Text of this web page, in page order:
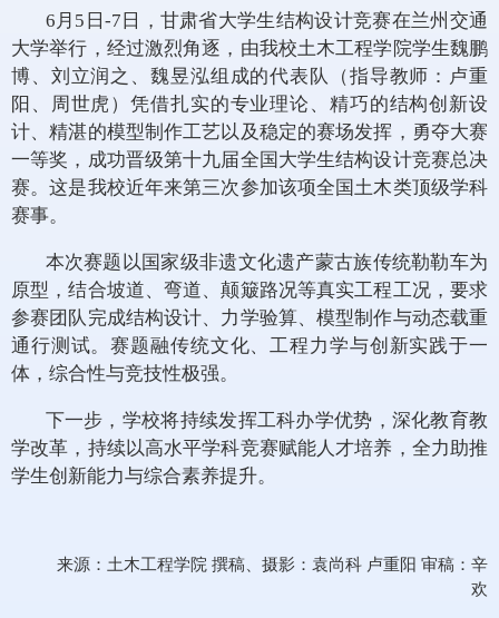
6月5日-7日，甘肃省大学生结构设计竞赛在兰州交通
大学举行，经过激烈角逐，由我校土木工程学院学生魏鹏
博、刘立润之、魏昱泓组成的代表队（指导教师：卢重
阳、周世虎）凭借扎实的专业理论、精巧的结构创新设
计、精湛的模型制作工艺以及稳定的赛场发挥，勇夺大赛
一等奖，成功晋级第十九届全国大学生结构设计竞赛总决
赛。这是我校近年来第三次参加该项全国土木类顶级学科
赛事。
本次赛题以国家级非遗文化遗产蒙古族传统勒勒车为
原型，结合坡道、弯道、颠簸路况等真实工程工况，要求
参赛团队完成结构设计、力学验算、模型制作与动态载重
通行测试。赛题融传统文化、工程力学与创新实践于一
体，综合性与竞技性极强。
下一步，学校将持续发挥工科办学优势，深化教育教
学改革，持续以高水平学科竞赛赋能人才培养，全力助推
学生创新能力与综合素养提升。
来源：土木工程学院 撰稿、摄影：袁尚科 卢重阳 审稿：辛
欢